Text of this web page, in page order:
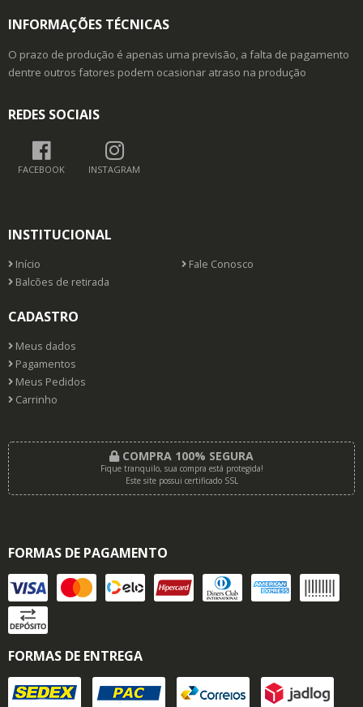
INFORMAÇÕES TÉCNICAS
O prazo de produção é apenas uma previsão, a falta de pagamento
dentre outros fatores podem ocasionar atraso na produção
REDES SOCIAIS
FACEBOOK INSTAGRAM
INSTITUCIONAL
Início
Fale Conosco
Balcões de retirada
CADASTRO
Meus dados
Pagamentos
Meus Pedidos
Carrinho
COMPRA 100% SEGURA
Fique tranquilo, sua compra está protegida!
Este site possui certificado SSL
FORMAS DE PAGAMENTO
FORMAS DE ENTREGA